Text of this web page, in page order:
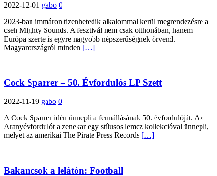
2022-12-01 gabo 0
2023-ban immáron tizenhetedik alkalommal kerül megrendezésre a
cseh Mighty Sounds. A fesztivál nem csak otthonában, hanem
Európa szerte is egyre nagyobb népszerűségnek örvend.
Magyarországról minden […]
Cock Sparrer – 50. Évfordulós LP Szett
2022-11-19 gabo 0
A Cock Sparrer idén ünnepli a fennállásának 50. évfordulóját. Az
Aranyévfordulót a zenekar egy stílusos lemez kollekcióval ünnepli,
melyet az amerikai The Pirate Press Records […]
Bakancsok a lelátón: Football